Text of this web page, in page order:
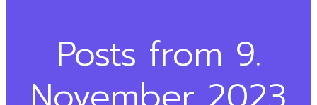
Posts from 9.